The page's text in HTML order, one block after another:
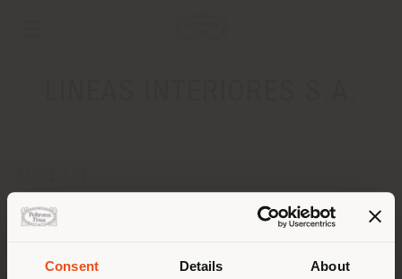
Consent Details About
LILLO 1312 Y SENADOR LONG
ASUNCION 1812